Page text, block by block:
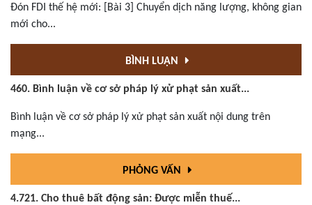
Đón FDI thế hệ mới: [Bài 3] Chuyển dịch năng lượng, không gian
mới cho...
BÌNH LUẬN
460. Bình luận về cơ sở pháp lý xử phạt sản xuất...
Bình luận về cơ sở pháp lý xử phạt sản xuất nội dung trên
mạng...
PHỎNG VẤN
4.721. Cho thuê bất động sản: Được miễn thuế...